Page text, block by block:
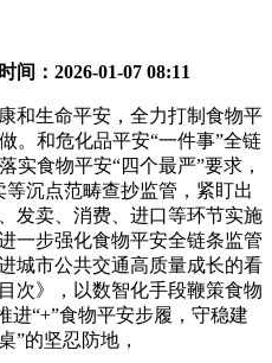
间： 2026-01-07 08:11
生命平安，全力打制食物平
。和危化品平安“一件事”全链
实食物平安“四个最严”要求，
沉点范畴查抄监管，紧盯出
发卖、消费、进口等环节实施
一步强化食物平安全链条监管
城市公共交通高质量成长的看
次》，以数智化手段鞭策食物
进“+”食物平安步履，守稳建
”的坚忍防地，